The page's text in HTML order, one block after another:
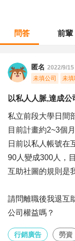
問答 前輩
匿名 2022/9/15
未填公司
未填
以私人人脈,達成
私立前段大學日間
目前計畫約2~3個
日前以私人帳號在
90人變成300人，
互助社圖的規則是
請問離職後我退互
公司權益嗎？
行銷廣告 勞資